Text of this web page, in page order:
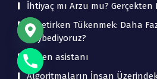
İhtiyaç mı Arzu mu? Gerçekten
Tüketirken Tükenmek: Daha
Kaybediyoruz?
beden asistanı
Algoritmaların İnsan